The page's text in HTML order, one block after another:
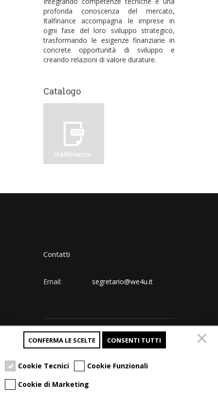
profonda conoscenza del mercato,
Italfinance accompagna le imprese in
ogni fase del loro sviluppo strategico,
trasformando le esigenze finanziarie in
concrete opportunità di sviluppo e
creando relazioni di valore durature.
Catalogo
italfinance-
presentazionecorporate_long_100226-
Contatti
Email: segretario@we4u.it
Follow us:
CONFERMA LE SCELTE CONSENTI TUTTI
Cookie Tecnici
Cookie Funzionali
Cookie di Marketing